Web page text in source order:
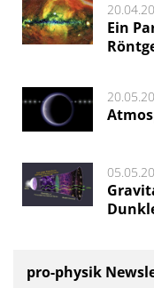
Ein
pro-physik